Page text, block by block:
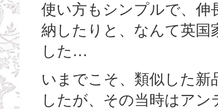
使い方もシンプルで、伸
納したりと、なんて英国
した…
いまでこそ、類似した
したが、その当時はア